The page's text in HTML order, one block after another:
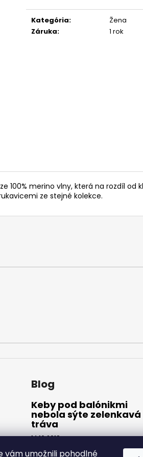
vám umožnili pohodlné
cena:
Kategória:
Žena
Záruka: 1 rok
merino vlny, která na rozdíl od
ze stejné kolekce.
Blog
Keby pod balónikmi
nebola sýte zelenkavá
tráva
14.10.2018
Červený sa vedľa modrého a